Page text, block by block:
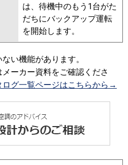
は、待機中のもう1台がた
だちにバックアップ運転
を開始します。
い機能があります。
ーカー資料をご確認くださ
ログ一覧ページはこちらから→